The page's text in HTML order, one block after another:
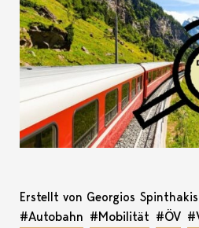
Erstellt von Georgios Spinthakis
#Autobahn #Mobilität #ÖV